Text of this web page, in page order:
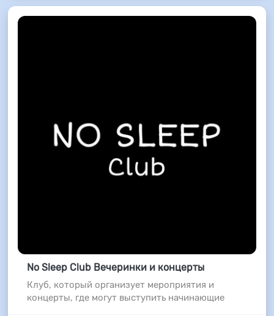
No Sleep Club Вечеринки и концерты
Клуб, который организует мероприятия и
концерты, где могут выступить начинающие